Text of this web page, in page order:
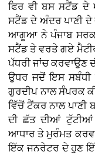
ਫਿਰ ਵੀ ਬਸ ਸਟੈਂਡ ਦੇ
ਸਟੈਂਡ ਦੇ ਅੰਦਰ ਪਾਣੀ
ਆਗੂਆ ਨੇਪੰਜਾਬ
ਸਟੈਂਡ ਤੇ ਵਰਤੇ ਗਏ
ਪੱਧਰੀ ਜਾਂਚ ਕਰਵਾਉਣ
ਉਧਰ ਜਦੋਂ ਇਸ ਸਬੰਧੀ
ਗੁਰਦੀਪ ਨਾਲ ਸੰਪਰਕ
ਵਿੱਚੋਂ ਟੈਂਕਰ ਨਾਲਪਾਣੀ
ਦੀ ਛੱਤ ਦੀਆਂ ਟੁੱਟੀਆਂ
ਆਧਾਰ ਤੇ ਮੁਰੰਮਤ
ਇੱਕ ਜਨਰੇਟਰ ਦੇ ਹੁਣ